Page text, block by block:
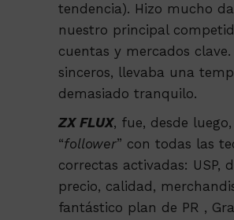
tendencia). Hizo mucho
nuestro principal
cuentas y mercados clave.
sinceros, llevaba una
demasiado tranquilo.
ZX FLUX, fue, desde
“follower” con todas las
correctas activadas: USP,
precio, calidad,
fantástico plan de PR ,